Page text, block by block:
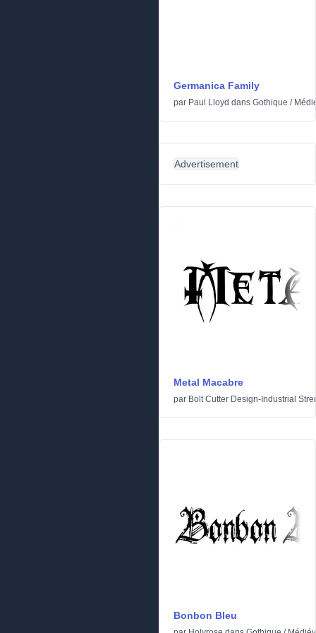
Germanica Family
par Paul Lloyd dans Gothique /
Advertisement
Metal Macabre
par Bolt Cutter Design-Industrial
Bonbon Bleu